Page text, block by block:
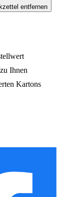
entfernen
Ihnen
Kartons